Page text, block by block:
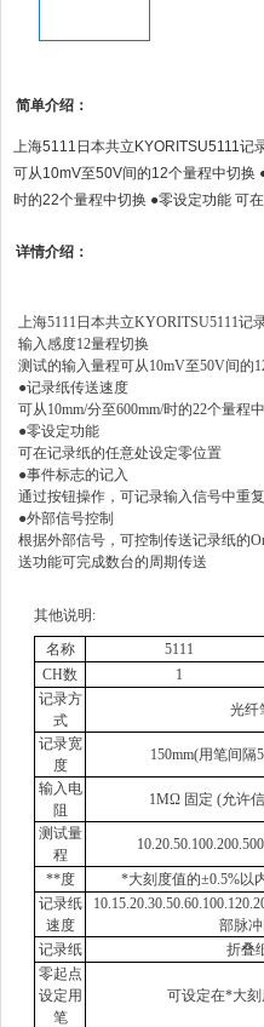
简单介绍：
上海5111日本共立KYORITSU5111记
可从10mV至50V间的12个量程中切换
时的22个量程中切换 ●零设定功能 可
详情介绍：
上海5111日本共立KYORITSU5111记
输入感度12量程切换
测试的输入量程可从10mV至50V间的
●记录纸传送速度
可从10mm/分至600mm/时的22个量程
●零设定功能
可在记录纸的任意处设定零位置
●事件标志的记入
通过按钮操作，可记录输入信号中重
●外部信号控制
根据外部信号，可控制传送记录纸的
送功能可完成数台的周期传送
其他说明 :
名称
5111
CH数 1
记录方
式
光纤
记录宽
度
150mm(用笔间隔
输入电
阻
1MΩ 固定 (允许
测试量
程
**度 *大刻度值的±0.5%以
记录纸
速度
部脉
记录纸
折叠
零起点
设定用
笔
可设定在*大